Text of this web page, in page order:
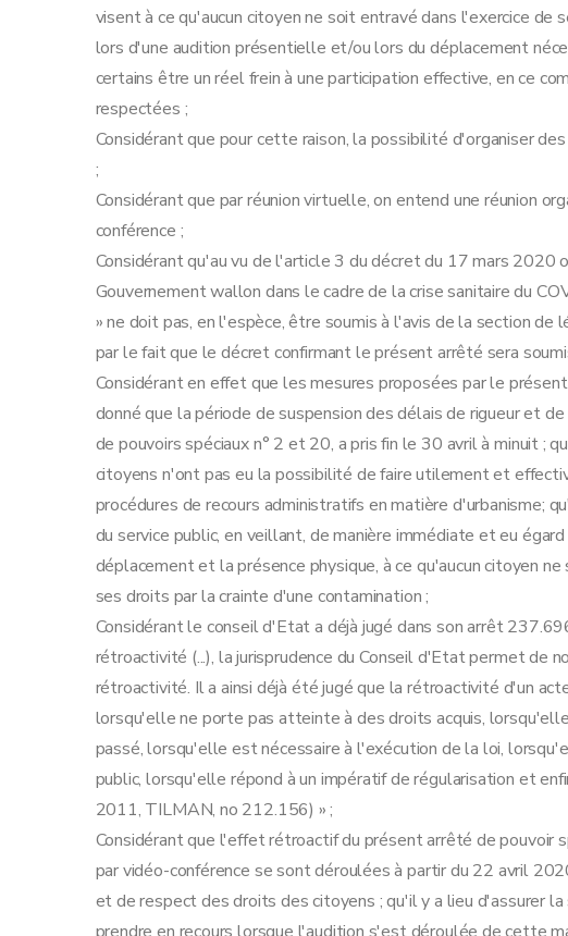
visent à ce qu'aucun citoyen ne soit entravé dans l'exercice de
lors d'une audition présentielle et/ou lors du déplacement
certains être un réel frein à une participation effective, en ce
respectées ;
Considérant que pour cette raison, la possibilité d'organiser
;
Considérant que par réunion virtuelle, on entend une réunion
conférence ;
Considérant qu'au vu de l'article 3 du décret du 17 mars 2020
Gouvernement wallon dans le cadre de la crise sanitaire du
» ne doit pas, en l'espèce, être soumis à l'avis de la section de
par le fait que le décret confirmant le présent arrêté sera
Considérant en effet que les mesures proposées par le
donné que la période de suspension des délais de rigueur et
de pouvoirs spéciaux n° 2 et 20, a pris fin le 30 avril à minuit ;
citoyens n'ont pas eu la possibilité de faire utilement et
procédures de recours administratifs en matière d'urbanisme;
du service public, en veillant, de manière immédiate et eu
déplacement et la présence physique, à ce qu'aucun citoyen
ses droits par la crainte d'une contamination ;
Considérant le conseil d'Etat a déjà jugé dans son arrêt
rétroactivité (...), la jurisprudence du Conseil d'Etat permet de
rétroactivité. Il a ainsi déjà été jugé que la rétroactivité d'un
lorsqu'elle ne porte pas atteinte à des droits acquis,
passé, lorsqu'elle est nécessaire à l'exécution de la loi,
public, lorsqu'elle répond à un impératif de régularisation et
2011, TILMAN, no 212.156) » ;
Considérant que l'effet rétroactif du présent arrêté de pouvoir
par vidéo-conférence se sont déroulées à partir du 22 avril
et de respect des droits des citoyens ; qu'il y a lieu d'assurer